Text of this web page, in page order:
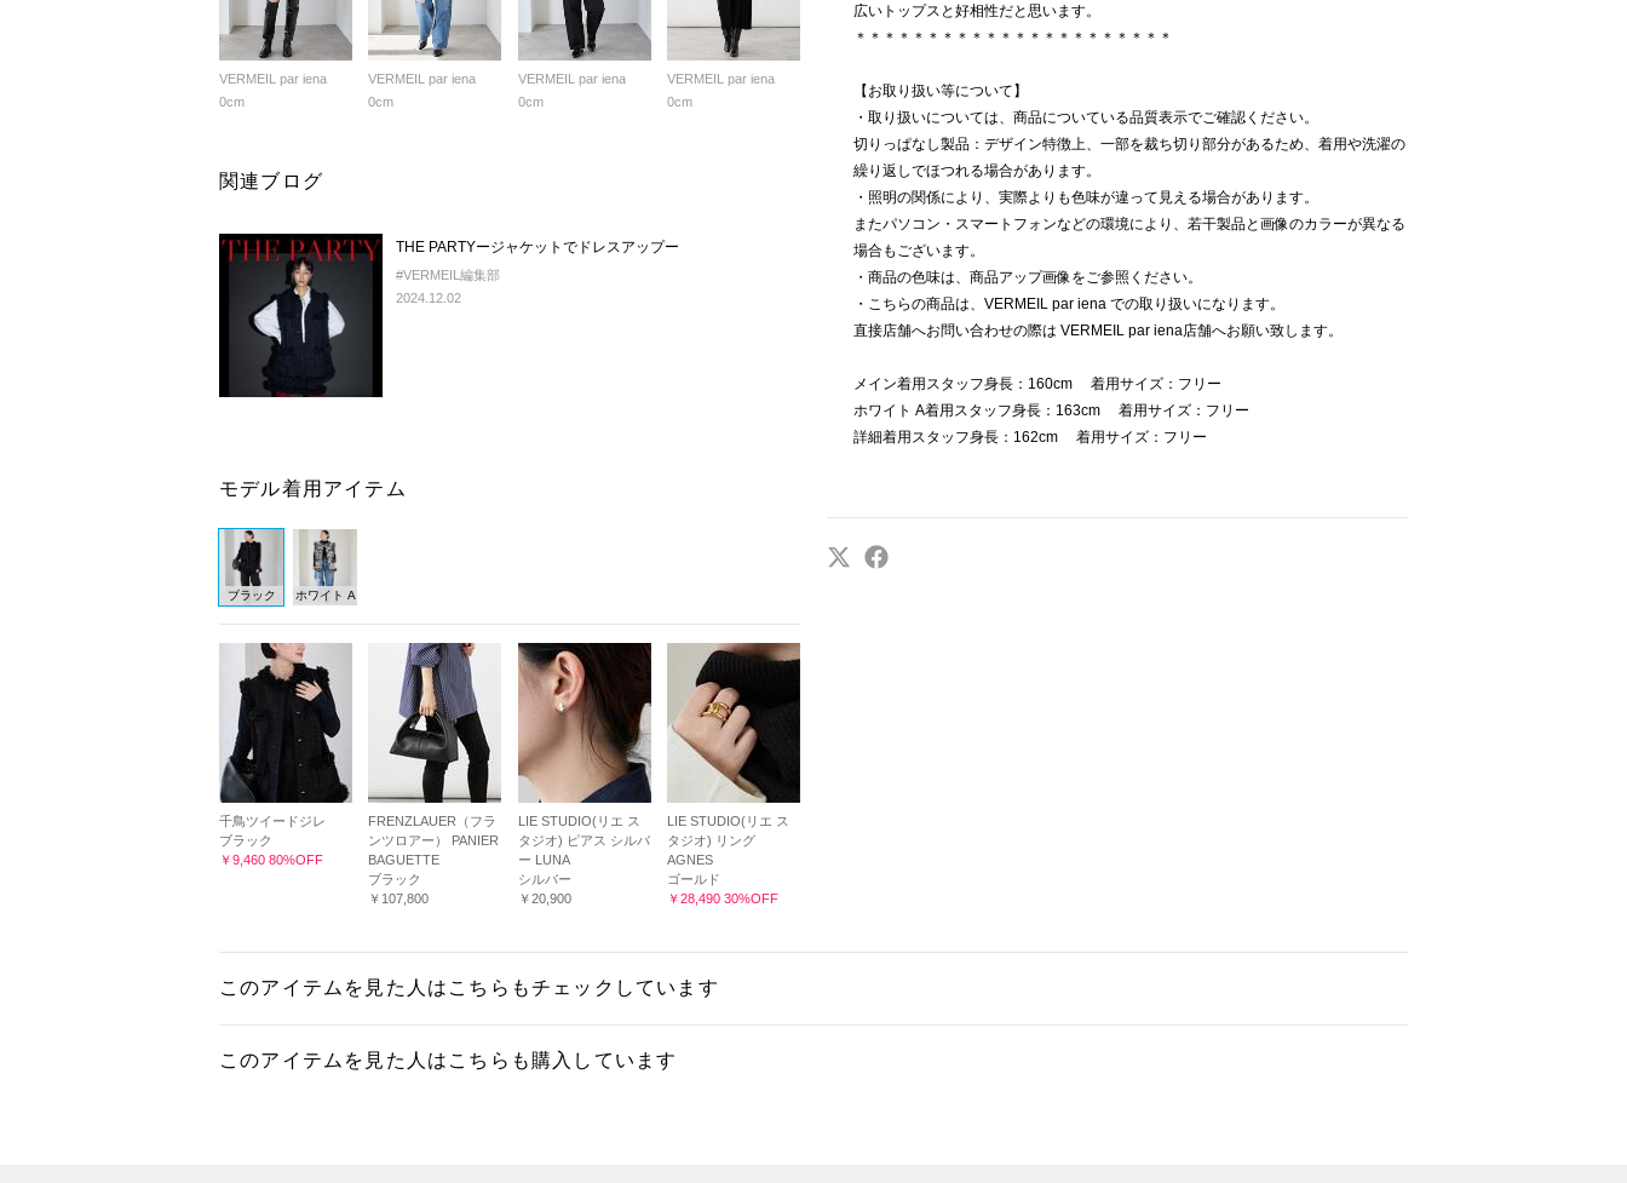
VERMEIL par iena
0cm
VERMEIL par iena
0cm
VERMEIL par iena
0cm
VERMEIL par iena
0cm
関連ブログ
THE PARTYージャケットでドレスアップー
#VERMEIL編集部
2024.12.02
モデル着用アイテム
ブラック ホワイト A
千鳥ツイードジレ
ブラック
￥9,460 80%OFF
FRENZLAUER（フラ
ンツロアー） PANIER
BAGUETTE
ブラック
￥107,800
LIE STUDIO(リエ ス
タジオ) ピアス シルバ
ー LUNA
シルバー
￥20,900
LIE STUDIO(リエ ス
タジオ) リング
AGNES
ゴールド
￥28,490 30%OFF
広いトップスと好相性だと思います。
＊＊＊＊＊＊＊＊＊＊＊＊＊＊＊＊＊＊＊＊＊＊
【お取り扱い等について】
・取り扱いについては、商品についている品質表示でご確認ください。
切りっぱなし製品：デザイン特徴上、一部を裁ち切り部分があるため、着用や洗濯の
繰り返しでほつれる場合があります。
・照明の関係により、実際よりも色味が違って見える場合があります。
またパソコン・スマートフォンなどの環境により、若干製品と画像のカラーが異なる
場合もございます。
・商品の色味は、商品アップ画像をご参照ください。
・こちらの商品は、VERMEIL par iena での取り扱いになります。
直接店舗へお問い合わせの際は VERMEIL par iena店舗へお願い致します。
メイン着用スタッフ身長：160cm 着用サイズ：フリー
ホワイト A着用スタッフ身長：163cm 着用サイズ：フリー
詳細着用スタッフ身長：162cm 着用サイズ：フリー
このアイテムを見た人はこちらもチェックしています
このアイテムを見た人はこちらも購入しています